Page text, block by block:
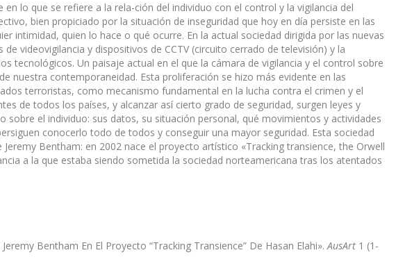
lo que se refiere a la rela-ción del individuo con el control y la vigilancia del
bien propiciado por la situación de inseguridad que hoy en día persiste en las
intimidad, quien lo hace o qué ocurre. En la actual sociedad dirigida por las nuevas
videovigilancia y dispositivos de CCTV (circuito cerrado de televisión) y la
tecnológicos. Un paisaje actual en el que la cámara de vigilancia y el control sobre
nuestra contemporaneidad. Esta proliferación se hizo más evidente en las
terroristas, como mecanismo fundamental en la lucha contra el crimen y el
de todos los países, y alcanzar así cierto grado de seguridad, surgen leyes y
el individuo: sus datos, su situación personal, qué movimientos y actividades
conocerlo todo de todos y conseguir una mayor seguridad. Esta sociedad
Bentham: en 2002 nace el proyecto artístico «Tracking transience, the Orwell
a la que estaba siendo sometida la sociedad norteamericana tras los atentados
Bentham En El Proyecto “Tracking Transience” De Hasan Elahi».AusArt 1 (1-